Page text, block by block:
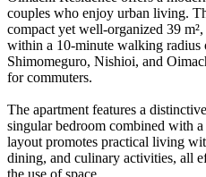
couples who enjoy urban living.
compact yet well-organized 39
within a 10-minute walking
Shimomeguro, Nishioi, and
for commuters.
The apartment features a
singular bedroom combined with
layout promotes practical living
dining, and culinary activities, all